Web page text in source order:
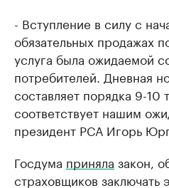
- Вступление в силу с
обязательных продажах
услуга была ожидаемой
потребителей. Дневная
составляет порядка 9-10
соответствует нашим
президент РСА Игорь
Госдума приняла закон,
страховщиков заключать